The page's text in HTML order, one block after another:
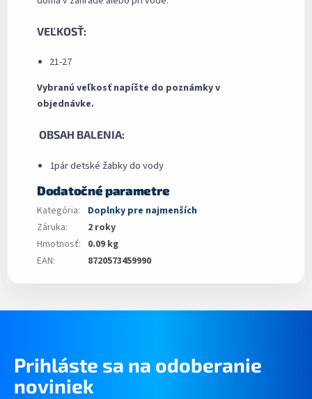
VEĽKOSŤ:
21-27
Vybranú veľkosť napíšte do poznámky v
objednávke.
OBSAH BALENIA:
1pár detské žabky do vody
Dodatočné parametre
Kategória:
Doplnky pre najmenších
Záruka:
2 roky
Hmotnosť: 0.09 kg
EAN: 8720573459990
Prihláste sa na odoberanie
noviniek